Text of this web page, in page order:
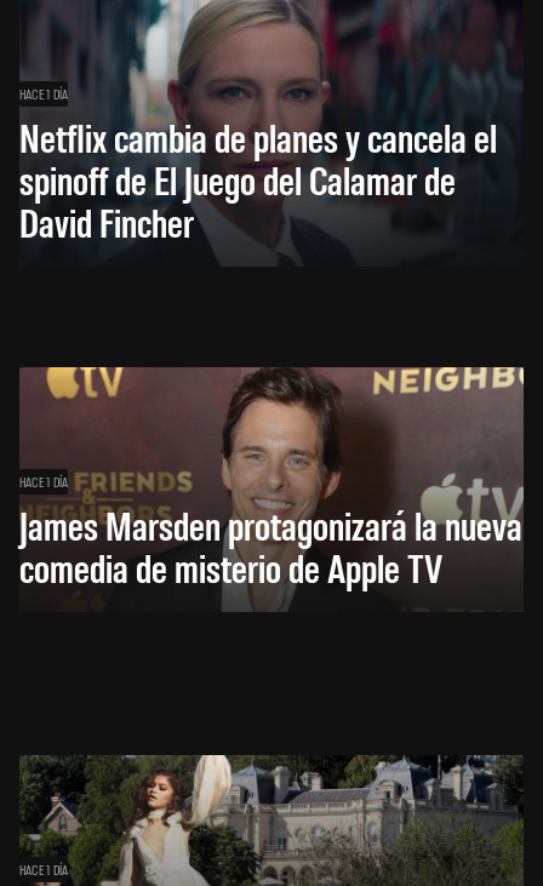
HACE 1 DÍA
Netflix cambia de planes y cancela el
spinoff de El Juego del Calamar de
David Fincher
HACE 1 DÍA
James Marsden protagonizará la nueva
comedia de misterio de Apple TV
HACE 1 DÍA